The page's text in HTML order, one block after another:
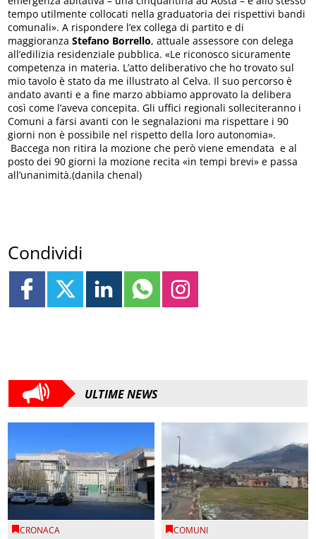
tempo utilmente collocati nella graduatoria dei rispettivi bandi
comunali». A rispondere l’ex collega di partito e di
maggioranzaStefano Borrello, attuale assessore con delega
all’edilizia residenziale pubblica. «Le riconosco sicuramente
competenza in materia. L’atto deliberativo che ho trovato sul
mio tavolo è stato da me illustrato al Celva. Il suo percorso è
andato avanti e a fine marzo abbiamo approvato la delibera
così come l’aveva concepita. Gli uffici regionali solleciteranno i
Comuni a farsi avanti con le segnalazioni ma rispettare i 90
giorni non è possibile nel rispetto della loro autonomia».
Baccega non ritira la mozione che però viene emendata e al
posto dei 90 giorni la mozione recita «in tempi brevi» e passa
all’unanimità.(danila chenal)
Condividi
ULTIME NEWS
CRONACA COMUNI